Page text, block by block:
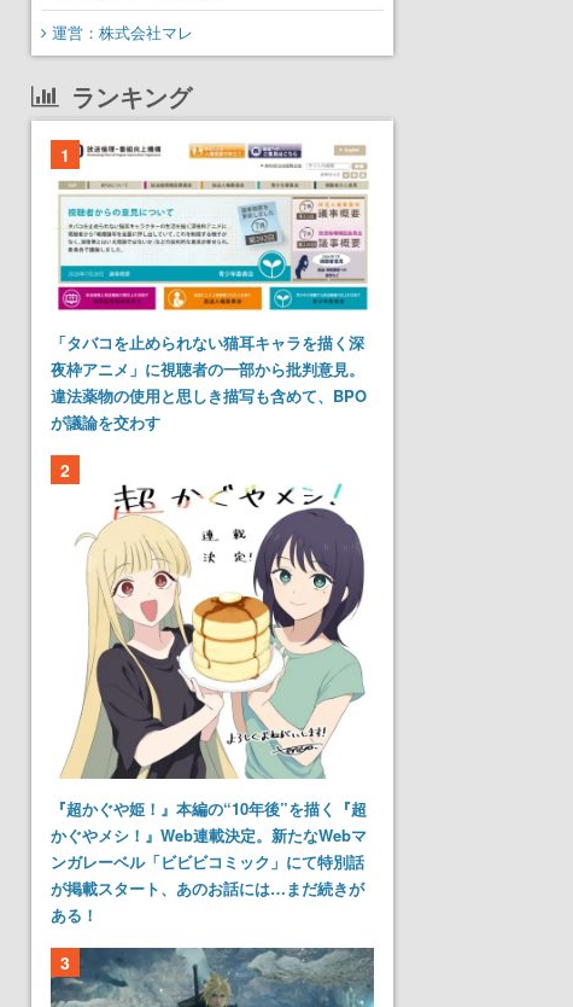
運営：株式会社マレ
ランキング
1
「タバコを止められない猫耳キャラを描く深
夜枠アニメ」に視聴者の一部から批判意見。
違法薬物の使用と思しき描写も含めて、BPO
が議論を交わす
2
『超かぐや姫！』本編の“10年後”を描く『超
かぐやメシ！』Web連載決定。新たなWebマ
ンガレーベル「ビビビコミック」にて特別話
が掲載スタート、あのお話には…まだ続きが
ある！
3